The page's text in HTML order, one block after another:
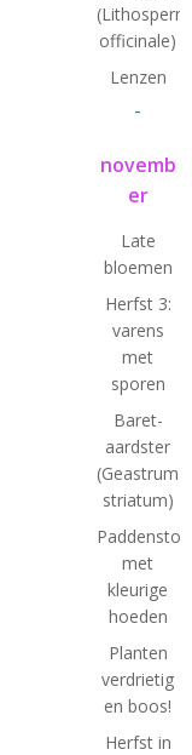
officinale)
Lenzen
-
novemb
er
Late
bloemen
Herfst 3:
varens
met
sporen
Baret-
aardster
(Geastrum
striatum)
met
kleurige
hoeden
Planten
verdrietig
en boos!
Herfst in